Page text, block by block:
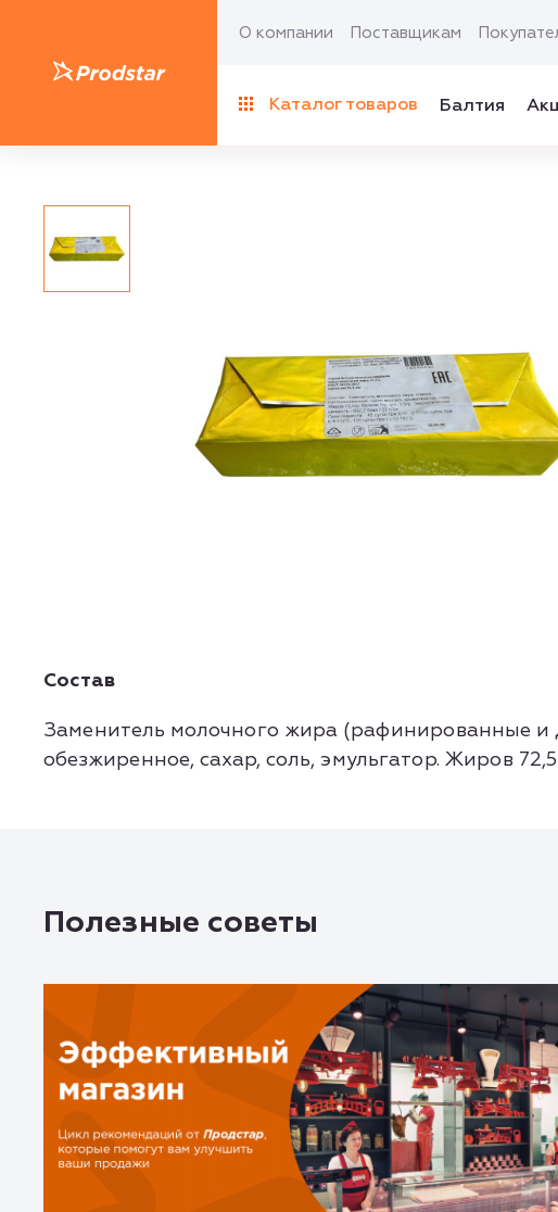
О компании Поставщикам
Каталог товаров Балтия
Состав
Заменитель молочного жира (рафинированные
обезжиренное, сахар, соль, эмульгатор. Жиров
Полезные советы